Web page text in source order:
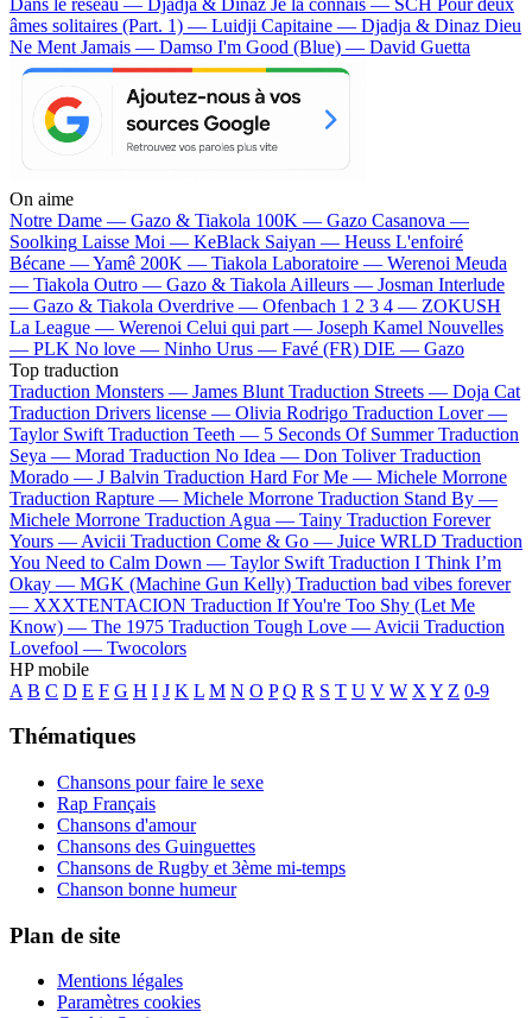
âmes solitaires (Part. 1) — Luidji Capitaine — Djadja & Dinaz Dieu
Ne Ment Jamais — Damso I'm Good (Blue) — David Guetta
On aime
Notre Dame — Gazo & Tiakola 100K — Gazo Casanova —
Soolking Laisse Moi — KeBlack Saiyan — Heuss L'enfoiré
Bécane —Yamê 200K — Tiakola Laboratoire — Werenoi Meuda
— Tiakola Outro — Gazo & Tiakola Ailleurs — Josman Interlude
— Gazo & Tiakola Overdrive — Ofenbach 1 2 3 4 — ZOKUSH
La League — Werenoi Celui qui part — Joseph Kamel Nouvelles
— PLK No love — Ninho Urus — Favé (FR) DIE — Gazo
Top traduction
Traduction Monsters — James Blunt Traduction Streets — Doja Cat
Traduction Drivers license — Olivia Rodrigo Traduction Lover —
Taylor Swift Traduction Teeth — 5 Seconds Of Summer Traduction
Seya — Morad Traduction No Idea — Don Toliver Traduction
Morado — J Balvin Traduction Hard For Me — Michele Morrone
Traduction Rapture — Michele Morrone Traduction Stand By —
Michele Morrone Traduction Agua — Tainy Traduction Forever
Yours — Avicii Traduction Come & Go — Juice WRLD Traduction
You Need to Calm Down — Taylor Swift Traduction I Think I’m
Okay — MGK (Machine Gun Kelly) Traduction bad vibes forever
— XXXTENTACION Traduction If You're Too Shy (Let Me
Know) — The 1975 Traduction Tough Love — Avicii Traduction
Lovefool — Twocolors
HP mobile
A B C D E F G H I J K L M N O P Q R S T U V W X Y Z 0-9
Thématiques
Chansons pour faire le sexe
Rap Français
Chansons d'amour
Chansons des Guinguettes
Chansons de Rugby et 3ème mi-temps
Chanson bonne humeur
Plan de site
Mentions légales
Paramètres cookies